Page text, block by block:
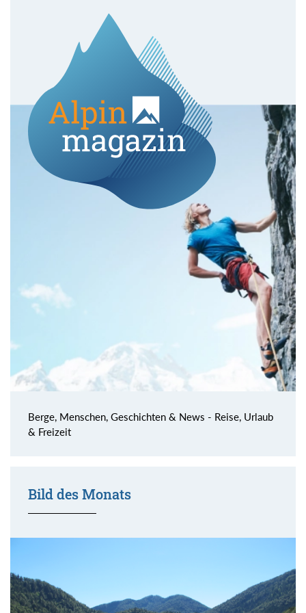
Berge, Menschen, Geschichten & News - Reise, Urlaub
& Freizeit
Bild des Monats